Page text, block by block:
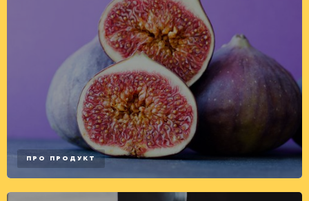
ПРО ПРОДУКТ